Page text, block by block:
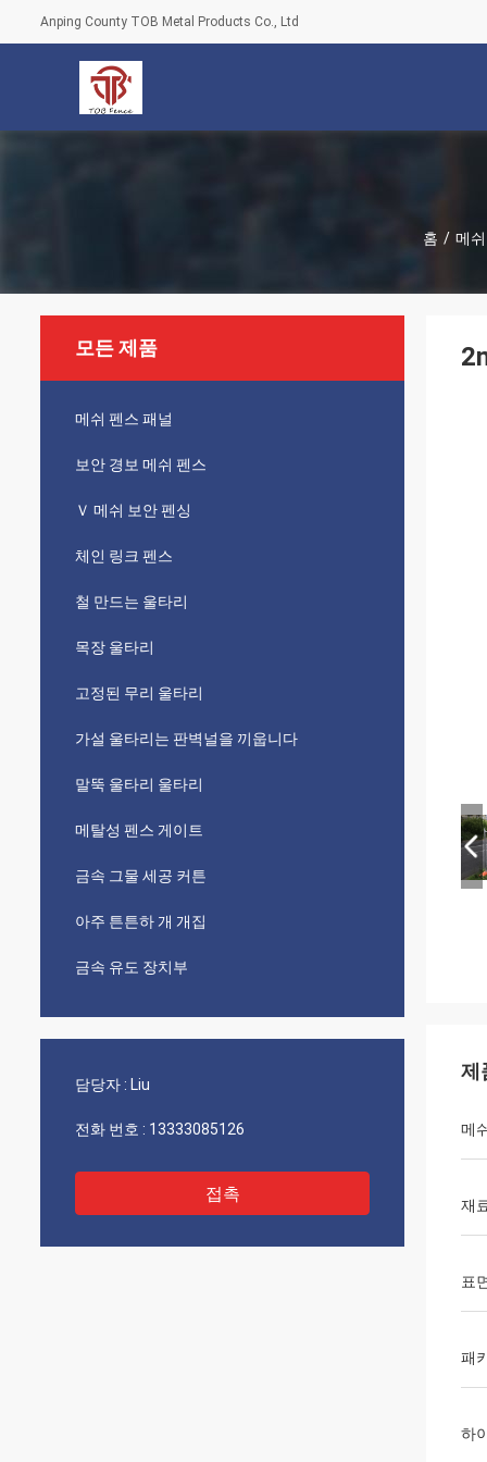
Anping County TOB Metal Products Co., Ltd
홈 / 메
모든 제품
메쉬 펜스 패널
보안 경보 메쉬 펜스
Ｖ 메쉬 보안 펜싱
체인 링크 펜스
철 만드는 울타리
목장 울타리
고정된 무리 울타리
가설 울타리는 판벽널을 끼웁니다
말뚝 울타리 울타리
메탈성 펜스 게이트
금속 그물 세공 커튼
아주 튼튼하 개 개집
금속 유도 장치부
담당자 : Liu
전화 번호 : 13333085126
접촉
제
메
재
표
패
하